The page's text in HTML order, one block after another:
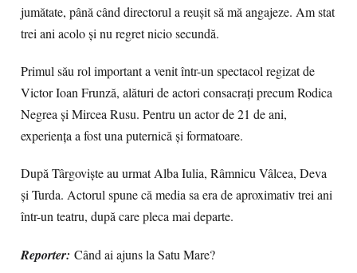
jumătate, până când directorul a reușit să mă angajeze. Am stat
trei ani acolo și nu regret nicio secundă.
Primul său rol important a venit într-un spectacol regizat de
Victor Ioan Frunză, alături de actori consacrați precum Rodica
Negrea și Mircea Rusu. Pentru un actor de 21 de ani,
experiența a fost una puternică și formatoare.
După Târgoviște au urmat Alba Iulia, Râmnicu Vâlcea, Deva
și Turda. Actorul spune că media sa era de aproximativ trei ani
într-un teatru, după care pleca mai departe.
Reporter: Când ai ajuns la Satu Mare?